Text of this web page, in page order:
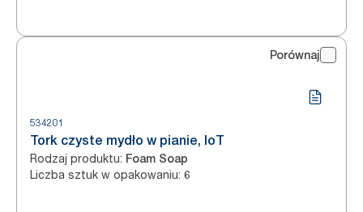
Porównaj
534201
Tork czyste mydło w pianie, IoT
Rodzaj produktu: Foam Soap
Liczba sztuk w opakowaniu: 6